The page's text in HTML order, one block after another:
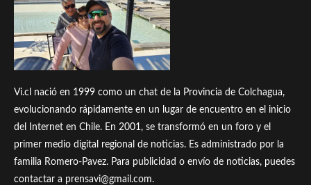
Vi.cl nació en 1999 como un chat de la Provincia de Colchagua,
evolucionando rápidamente en un lugar de encuentro en el inicio
del Internet en Chile. En 2001, se transformó en un foro y el
primer medio digital regional de noticias. Es administrado por la
familia Romero-Pavez. Para publicidad o envío de noticias, puedes
contactar a prensavi@gmail.com.